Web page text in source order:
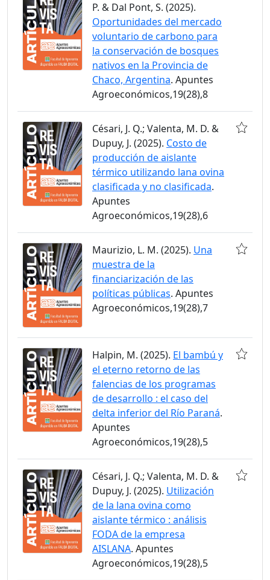
P. & Dal Pont, S. (2025).
Oportunidades del mercado
voluntario de carbono para
la conservación de bosques
nativos en la Provincia de
Chaco, Argentina. Apuntes
Agroeconómicos,19(28),8
Césari, J. Q.; Valenta, M. D. &
Dupuy, J. (2025). Costo de
producción de aislante
térmico utilizando lana ovina
clasificada y no clasificada.
Apuntes
Agroeconómicos,19(28),6
Maurizio, L. M. (2025). Una
muestra de la
financiarización de las
políticas públicas. Apuntes
Agroeconómicos,19(28),7
Halpin, M. (2025). El bambú y
el eterno retorno de las
falencias de los programas
de desarrollo : el caso del
delta inferior del Río Paraná.
Apuntes
Agroeconómicos,19(28),5
Césari, J. Q.; Valenta, M. D. &
Dupuy, J. (2025). Utilización
de la lana ovina como
aislante térmico : análisis
FODA de la empresa
AISLANA. Apuntes
Agroeconómicos,19(28),5